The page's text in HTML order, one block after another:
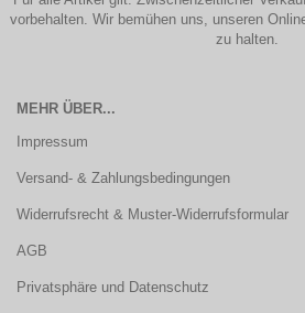
vorbehalten. Wir bemühen uns, unseren
zu halten.
MEHR ÜBER...
Impressum
Versand- & Zahlungsbedingungen
Widerrufsrecht & Muster-Widerrufsformular
AGB
Privatsphäre und Datenschutz